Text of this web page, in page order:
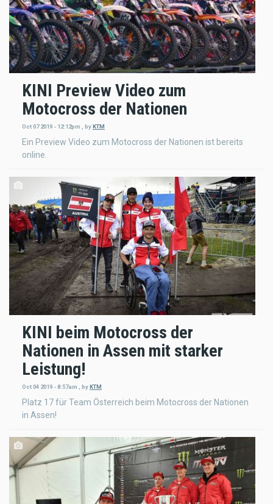
KINI Preview Video zum
Motocross der Nationen
Oct 07 2019 - 12:12pm byKTM
Ein Preview Video zum Motocross der Nationen ist bereits
online.
KINI beim Motocross der
Nationen in Assen mit starker
Leistung!
Oct 04 2019 - 8:57am byKTM
Platz 17 für Team Österreich beim Motocross der Nationen
in Assen!